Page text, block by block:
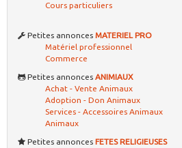
Cours particuliers
Petites annonces MATERIEL PRO
Matériel professionnel
Commerce
Petites annonces ANIMIAUX
Achat - Vente Animaux
Adoption - Don Animaux
Services - Accessoires Animaux
Animaux
Petites annonces FETES RELIGIEUSES